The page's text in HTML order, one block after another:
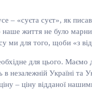
– «суєта суєт», як
життя не було
ми для того, щоби «з
для цього.
Україні та
ціну відданої